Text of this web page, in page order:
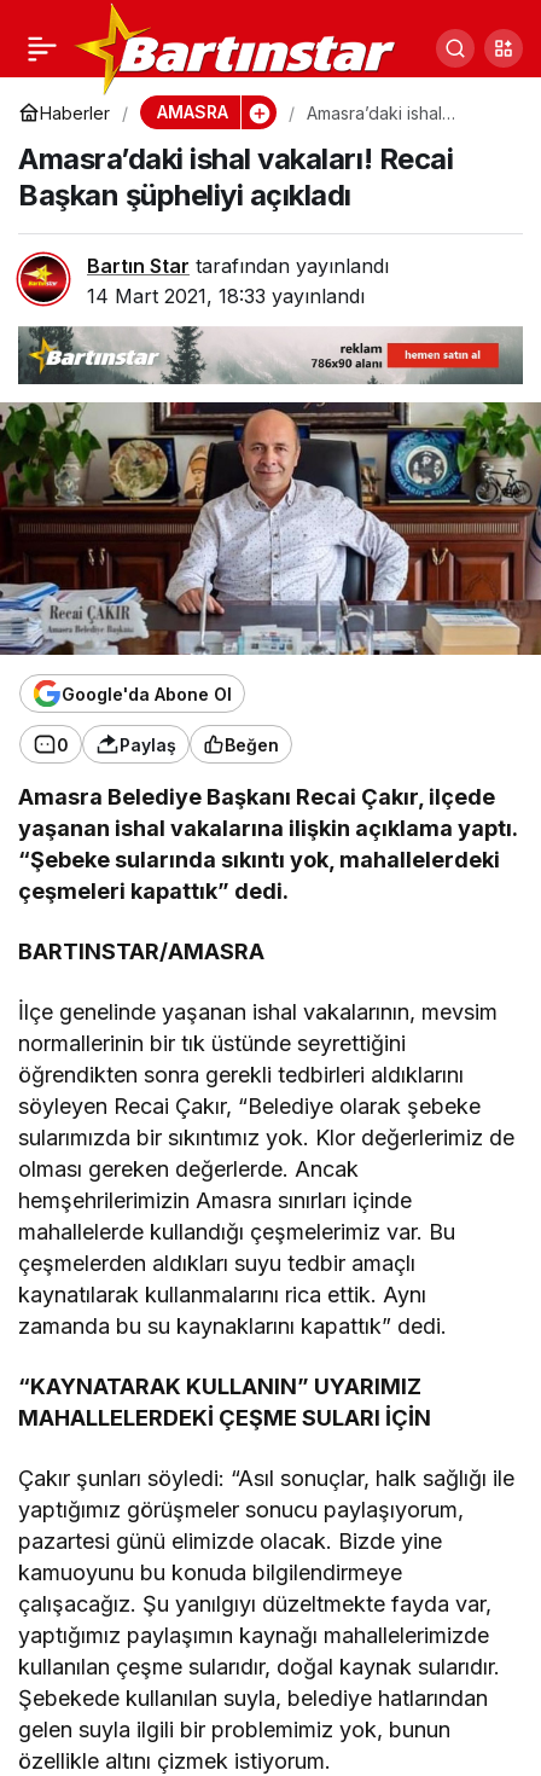
Haberler AMASRA
Amasra’daki ishal
şüpheliyi açıkladı
Amasra’daki ishal vakaları! Recai
Başkan şüpheliyi açıkladı
Bartın Star tarafından yayınlandı
14 Mart 2021, 18:33 yayınlandı
Google'da Abone Ol
0 Paylaş Beğen
Amasra Belediye Başkanı Recai Çakır, ilçede
yaşanan ishal vakalarına ilişkin açıklama yaptı.
“Şebeke sularında sıkıntı yok, mahallelerdeki
çeşmeleri kapattık” dedi.
BARTINSTAR/AMASRA
İlçe genelinde yaşanan ishal vakalarının, mevsim
normallerinin bir tık üstünde seyrettiğini
öğrendikten sonra gerekli tedbirleri aldıklarını
söyleyen Recai Çakır, “Belediye olarak şebeke
sularımızda bir sıkıntımız yok. Klor değerlerimiz de
olması gereken değerlerde. Ancak
hemşehrilerimizin Amasra sınırları içinde
mahallelerde kullandığı çeşmelerimiz var. Bu
çeşmelerden aldıkları suyu tedbir amaçlı
kaynatılarak kullanmalarını rica ettik. Aynı
zamanda bu su kaynaklarını kapattık” dedi.
“KAYNATARAK KULLANIN” UYARIMIZ
MAHALLELERDEKİ ÇEŞME SULARI İÇİN
Çakır şunları söyledi: “Asıl sonuçlar, halk sağlığı ile
yaptığımız görüşmeler sonucu paylaşıyorum,
pazartesi günü elimizde olacak. Bizde yine
kamuoyunu bu konuda bilgilendirmeye
çalışacağız. Şu yanılgıyı düzeltmekte fayda var,
yaptığımız paylaşımın kaynağı mahallelerimizde
kullanılan çeşme sularıdır, doğal kaynak sularıdır.
Şebekede kullanılan suyla, belediye hatlarından
gelen suyla ilgili bir problemimiz yok, bunun
özellikle altını çizmek istiyorum.
Amasra’da ishal salgını!
Hastaneye 10 gündür…
0 Paylaş